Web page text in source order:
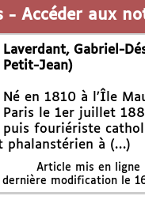
- Accéder aux
Laverdant, Gabriel-
Petit-Jean)
Né en 1810 à l’Île
Paris le 1er juillet
puis fouriériste
phalanstérien à (…)
Article mis en ligne
dernière modification le